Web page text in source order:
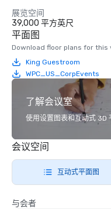
展览空间
39,000 平方英尺
平面图
Download floor plans for this
King Guestroom
WPC_US_CorpEvents
了解会议室
使用设置图表和互动式 3D
会议空间
互动式平面图
与会者